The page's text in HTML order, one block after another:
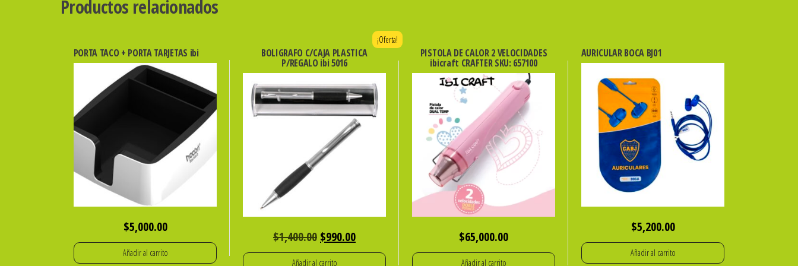
Productos relacionados
PORTA TACO + PORTA TARJETAS ibi
$5,000.00
Añadir al carrito
BOLIGRAFO C/CAJA PLASTICA
P/REGALO ibi 5016
¡Oferta!
$1,400.00 El
precio
$990.00El
precio
Añadir al carrito
PISTOLA DE CALOR 2 VELOCIDADES
ibicraft CRAFTER SKU: 657100
$65,000.00
Añadir al carrito
AURICULAR BOCA BJ01
$5,200.00
Añadir al carrito